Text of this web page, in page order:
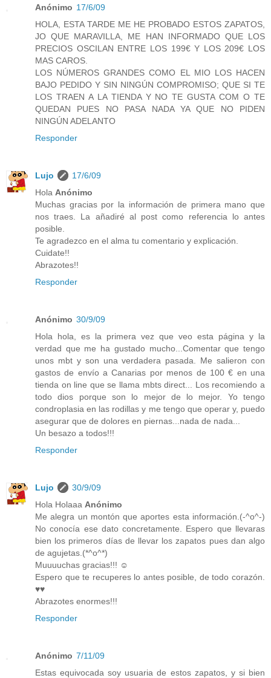
Anónimo 17/6/09
HOLA, ESTA TARDE ME HE PROBADO ESTOS ZAPATOS,
JO QUE MARAVILLA, ME HAN INFORMADO QUE LOS
PRECIOS OSCILAN ENTRE LOS 199€ Y LOS 209€ LOS
MAS CAROS.
LOS NÚMEROS GRANDES COMO EL MIO LOS HACEN
BAJO PEDIDO Y SIN NINGÚN COMPROMISO; QUE SI TE
LOS TRAEN A LA TIENDA Y NO TE GUSTA COM O TE
QUEDAN PUES NO PASA NADA YA QUE NO PIDEN
NINGÚN ADELANTO
Responder
Lujo
17/6/09
Hola Anónimo
Muchas gracias por la información de primera mano que
nos traes. La añadiré al post como referencia lo antes
posible.
Te agradezco en el alma tu comentario y explicación.
Cuidate!!
Abrazotes!!
Responder
Anónimo 30/9/09
Hola hola, es la primera vez que veo esta página y la
verdad que me ha gustado mucho...Comentar que tengo
unos mbt y son una verdadera pasada. Me salieron con
gastos de envío a Canarias por menos de 100 € en una
tienda on line que se llama mbts direct... Los recomiendo a
todo dios porque son lo mejor de lo mejor. Yo tengo
condroplasia en las rodillas y me tengo que operar y, puedo
asegurar que de dolores en piernas...nada de nada...
Un besazo a todos!!!
Responder
Lujo
30/9/09
Hola Holaaa Anónimo
Me alegra un montón que aportes esta información.(-^o^-)
No conocía ese dato concretamente. Espero que llevaras
bien los primeros días de llevar los zapatos pues dan algo
de agujetas.(*^o^*)
Muuuuchas gracias!!! ☺
Espero que te recuperes lo antes posible, de todo corazón.
♥♥
Abrazotes enormes!!!
Responder
Anónimo 7/11/09
Estas equivocada soy usuaria de estos zapatos, y si bien